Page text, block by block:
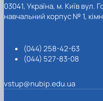
03041, Україна, м. Київ вул.
навчальний корпус № 1,
(044) 258-42-63
(044) 527-83-08
vstup@nubip.edu.ua